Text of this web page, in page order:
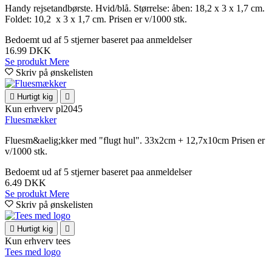
Handy rejsetandbørste. Hvid/blå. Størrelse: åben: 18,2 x 3 x 1,7 cm.
Foldet: 10,2 x 3 x 1,7 cm. Prisen er v/1000 stk.
Bedoemt ud af 5 stjerner baseret paa anmeldelser
16.99 DKK
Se produkt Mere
Skriv på ønskelisten
 Hurtigt kig 
Kun erhverv pl2045
Fluesmækker
Fluesm&aelig;kker med "flugt hul". 33x2cm + 12,7x10cm Prisen er
v/1000 stk.
Bedoemt ud af 5 stjerner baseret paa anmeldelser
6.49 DKK
Se produkt Mere
Skriv på ønskelisten
 Hurtigt kig 
Kun erhverv tees
Tees med logo